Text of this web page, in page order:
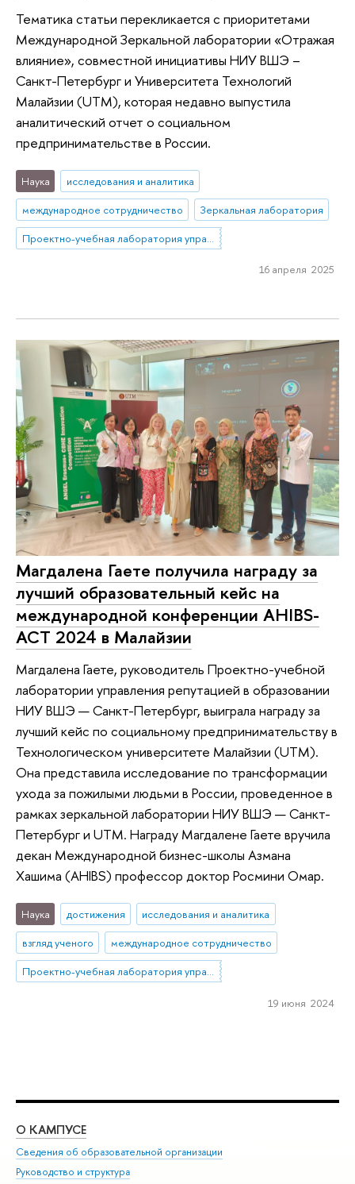
Тематика статьи перекликается с приоритетами
Международной Зеркальной лаборатории «Отражая
влияние», совместной инициативы НИУ ВШЭ –
Санкт-Петербург и Университета Технологий
Малайзии (UTM), которая недавно выпустила
аналитический отчет о социальном
предпринимательстве в России.
Наука
исследования и аналитика
международное сотрудничество
Зеркальная лаборатория
Проектно-учебная лаборатория управления репутацией в образовании
16 апреля 2025
Магдалена Гаете получила награду за
лучший образовательный кейс на
международной конференции AHIBS-
ACT 2024 в Малайзии
Магдалена Гаете, руководитель Проектно-учебной
лаборатории управления репутацией в образовании
НИУ ВШЭ — Санкт-Петербург, выиграла награду за
лучший кейс по социальному предпринимательству в
Технологическом университете Малайзии (UTM).
Она представила исследование по трансформации
ухода за пожилыми людьми в России, проведенное в
рамках зеркальной лаборатории НИУ ВШЭ — Санкт-
Петербург и UTM. Награду Магдалене Гаете вручила
декан Международной бизнес-школы Азмана
Хашима (AHIBS) профессор доктор Росмини Омар.
Наука достижения
исследования и аналитика
взгляд ученого
международное сотрудничество
Проектно-учебная лаборатория управления репутацией в образовании
19 июня 2024
О КАМПУСЕ
Сведения об образовательной организации
Руководство и структура